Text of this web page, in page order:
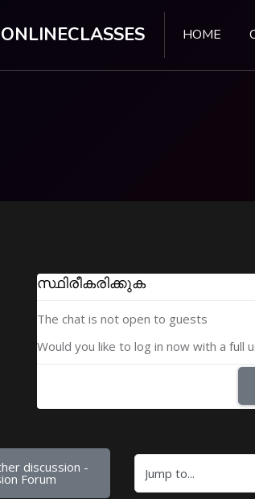
HOME
സ്ഥിരീകരിക്കുക
The chat is not open to guests
Would you like to log in now with a full
discussion -
Forum Jump to...